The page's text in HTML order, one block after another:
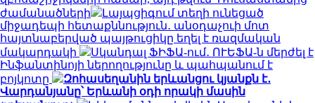
ժամանածների
Լայպցիգում տեղի ունեցած
միջադեպի հետաքննություն․ անօդաչուի մոտ
հայտնաբերված պայթուցիկը եղել է ռազմական
մակարդակի
Սկանդալ ՖԻՖԱ-ում․ ՈՒԵՖԱ-ն մերժել է
Ինֆանտինոյի ներողությունը և պահպանում է
բոյկոտը
Զոհասեղանին երևանցու կյանքն է․
Վարդանյանը՝ Երևանի օդի որակի մասին